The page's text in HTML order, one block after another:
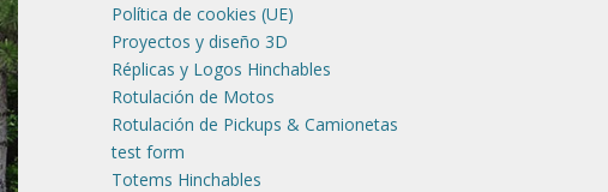
Política de cookies (UE)
Proyectos y diseño 3D
Réplicas y Logos Hinchables
Rotulación de Motos
Rotulación de Pickups & Camionetas
test form
Totems Hinchables